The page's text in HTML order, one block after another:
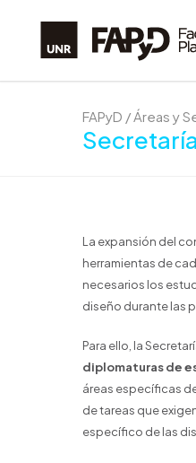
FAPyD /Áreas y
La expansión del
herramientas de
necesarios los
diseño durante las
Para ello, la
diplomaturas de
áreas específicas
de tareas que
específico de las